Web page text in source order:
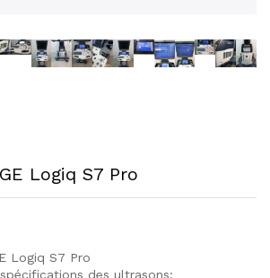
Logiq S7 Pro
Logiq S7 Pro
des ultrasons: